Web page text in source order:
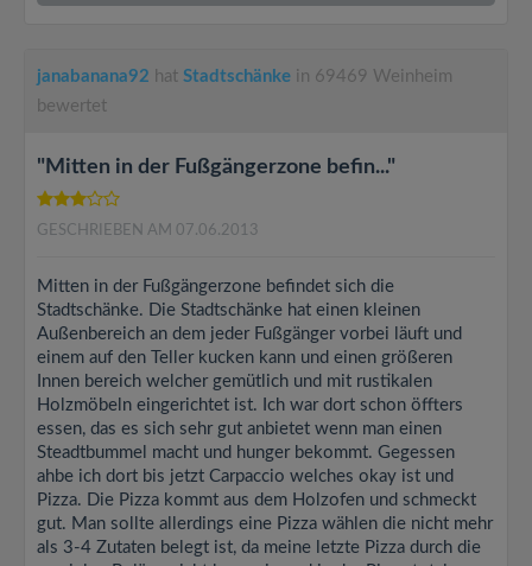
janabanana92 hat Stadtschänke in 69469 Weinheim
bewertet
"Mitten in der Fußgängerzone befin..."
GESCHRIEBEN AM 07.06.2013
Mitten in der Fußgängerzone befindet sich die
Stadtschänke. Die Stadtschänke hat einen kleinen
Außenbereich an dem jeder Fußgänger vorbei läuft und
einem auf den Teller kucken kann und einen größeren
Innen bereich welcher gemütlich und mit rustikalen
Holzmöbeln eingerichtet ist. Ich war dort schon öffters
essen, das es sich sehr gut anbietet wenn man einen
Steadtbummel macht und hunger bekommt. Gegessen
ahbe ich dort bis jetzt Carpaccio welches okay ist und
Pizza. Die Pizza kommt aus dem Holzofen und schmeckt
gut. Man sollte allerdings eine Pizza wählen die nicht mehr
als 3-4 Zutaten belegt ist, da meine letzte Pizza durch die